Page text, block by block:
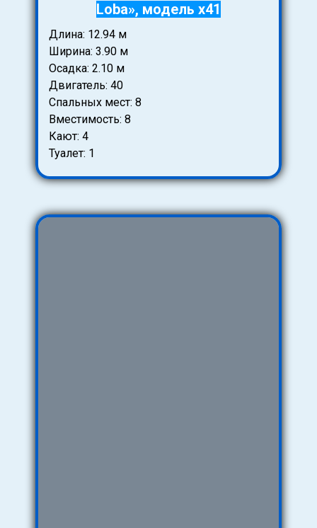
Loba», модель x41
Длина: 12.94 м
Ширина: 3.90 м
Осадка: 2.10 м
Двигатель: 40
Спальных мест: 8
Вместимость: 8
Кают: 4
Туалет: 1